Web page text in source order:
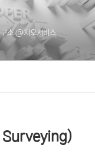
소 @지오서비스
Surveying)